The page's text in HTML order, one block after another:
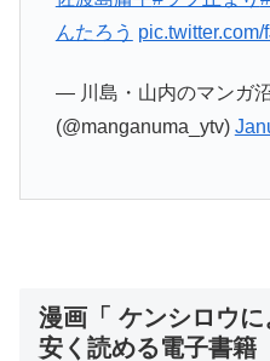
んたろう
— 川島・山内のマンガ沼
(@manganuma_ytv)
漫画「 ケンシロウ
安く読める電子書籍